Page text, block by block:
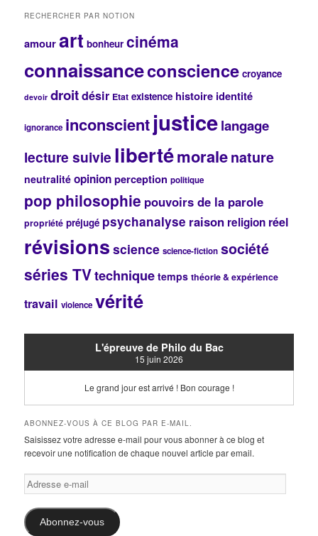
h
h
e
RECHERCHER PAR NOTION
amourart bonheur cinéma
connaissanceconscience croyance
devoir droitdésir Etat existence histoire identité
ignorance inconscientjusticelangage
lecture suivie libertémoralenature
neutralité opinionperception politique
pop philosophie pouvoirs de la parole
propriété préjugé psychanalyse raison religion réel
révisions science science-fiction société
séries TVtechnique temps théorie & expérience
travail violence vérité
L'épreuve de Philo du Bac
15 juin 2026
Le grand jour est arrivé ! Bon courage !
ABONNEZ-VOUS À CE BLOG PAR E-MAIL.
Saisissez votre adresse e-mail pour vous abonner à ce blog et
recevoir une notification de chaque nouvel article par email.
Adresse
e-
mail
Abonnez-vous